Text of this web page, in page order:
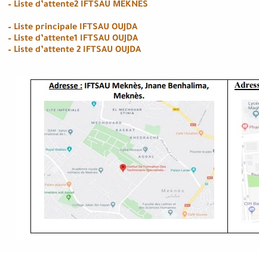
– Liste d’attente2 IFTSAU MEKNES
– Liste principale IFTSAU OUJDA
– Liste d’attente1 IFTSAU OUJDA
– Liste d’attente 2 IFTSAU OUJDA